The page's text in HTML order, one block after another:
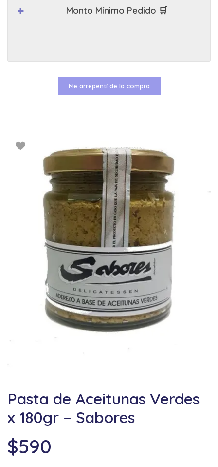
Pasta de Aceitunas Verdes
x 180gr – Sabores
$590
Monto Mínimo Pedido 🛒
Me arrepentí de la compra